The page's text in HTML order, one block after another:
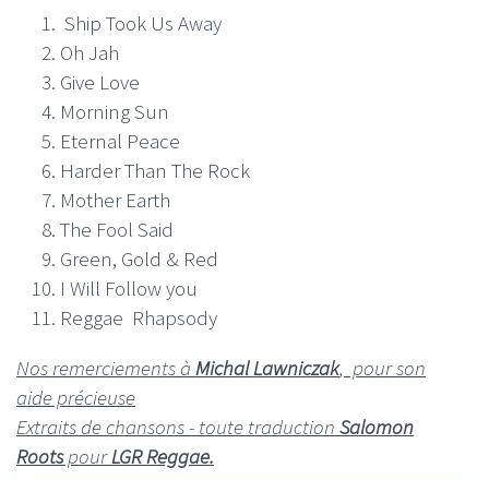
Ship Took Us Away
Oh Jah
Give Love
Morning Sun
Eternal Peace
Harder Than The Rock
Mother Earth
The Fool Said
Green, Gold & Red
I Will Follow you
Reggae Rhapsody
Nos remerciements à Michal Lawniczak, pour son
aide précieuse
Extraits de chansons - toute traduction Salomon
RootspourLGR Reggae.